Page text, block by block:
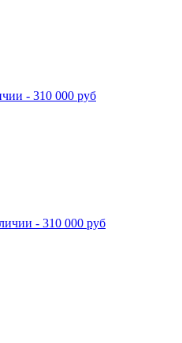
- 310 000 руб
- 310 000 руб